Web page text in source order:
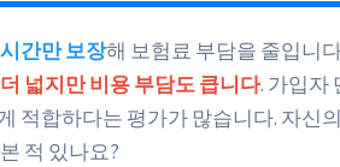
간만 보장해 보험료 부담을 줄입니
넓지만 비용 부담도 큽니다. 가입자
적합하다는 평가가 많습니다. 자신
적 있나요?